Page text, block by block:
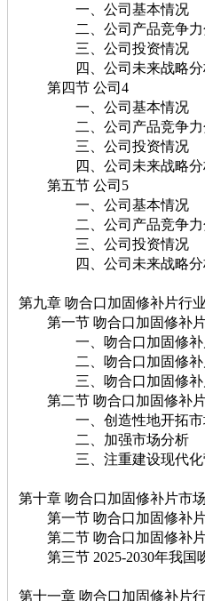
一、公司基本情况
二、公司产品竞争力
三、公司投资情况
四、公司未来战略分
第四节 公司4
一、公司基本情况
二、公司产品竞争力
三、公司投资情况
四、公司未来战略分
第五节 公司5
一、公司基本情况
二、公司产品竞争力
三、公司投资情况
四、公司未来战略分
第九章 吻合口加固修补片行
第一节 吻合口加固修补片
一、吻合口加固修补片
二、吻合口加固修补片
三、吻合口加固修补片
第二节 吻合口加固修补片
一、创造性地开拓市
二、加强市场分析
三、注重建设现代化
第十章 吻合口加固修补片市
第一节 吻合口加固修补片
第二节 吻合口加固修补片
第三节 2025-2030年我国
第十一章 吻合口加固修补片